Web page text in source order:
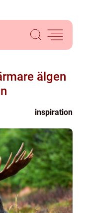
älgen
inspiration